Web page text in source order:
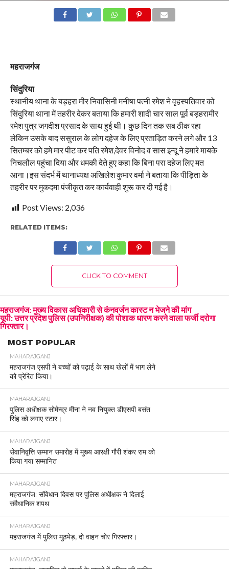
महराजगंज
सिंदुरिया
स्थानीय थाना के बड़हरा मीर निवासिनी मनीषा पत्नी रमेश ने वृहस्पतिवार को
सिंदुरिया थाना में तहरीर देकर बताया कि हमारी शादी चार साल पूर्व बड़हरामीर
रमेश पुत्र जगदीश प्रसाद के साथ हुई थी। कुछ दिन तक सब ठीक रहा
लेकिन उसके बाद ससुराल के लोग दहेज के लिए प्रताड़ित करने लगे और 13
सितम्बर को हमे मार पीट कर पति रमेश,देवर विनोद व सास इन्दू ने हमारे मायके
निचलौल पहुंचा दिया और धमकी देते हुए कहा कि बिना परा दहेज लिए मत
आना।इस संदर्भ में थानाध्यक्ष अखिलेश कुमार वर्मा ने बताया कि पीड़िता के
तहरीर पर मुकदमा पंजीकृत कर कार्यवाही शुरू कर दी गई है।
Post Views: 2,036
RELATED ITEMS:
CLICK TO COMMENT
महराजगंज: मुख्य विकास अधिकारी से कंनवर्जन कास्ट न भेजने की मांग
यूपी: उत्तर प्रदेश पुलिस (उपनिरीक्षक) की पोशाक धारण करने वाला फर्जी दरोगा
गिरफ्तार।
MOST POPULAR
MAHARAJGANJ
महराजगंज एसपी ने बच्चों को पढ़ाई के साथ खेलों में भाग लेने
को प्रेरित किया।
MAHARAJGANJ
पुलिस अधीक्षक सोमेन्द्र मीना ने नव नियुक्त डीएसपी बसंत
सिंह को लगाए स्टार।
MAHARAJGANJ
सेवानिवृत्ति सम्मान समारोह में मुख्य आरक्षी गौरी शंकर राम को
किया गया सम्मानित
MAHARAJGANJ
महराजगंज: संविधान दिवस पर पुलिस अधीक्षक ने दिलाई
संवैधानिक शपथ
MAHARAJGANJ
महराजगंज में पुलिस मुठभेड़, दो वाहन चोर गिरफ्तार।
MAHARAJGANJ